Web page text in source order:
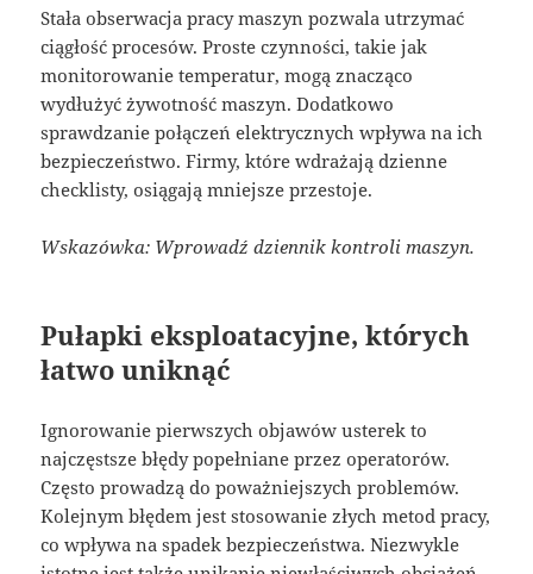
Stała obserwacja pracy maszyn pozwala utrzymać
ciągłość procesów. Proste czynności, takie jak
monitorowanie temperatur, mogą znacząco
wydłużyć żywotność maszyn. Dodatkowo
sprawdzanie połączeń elektrycznych wpływa na ich
bezpieczeństwo. Firmy, które wdrażają dzienne
checklisty, osiągają mniejsze przestoje.
Wskazówka: Wprowadź dziennik kontroli maszyn.
Pułapki eksploatacyjne, których
łatwo uniknąć
Ignorowanie pierwszych objawów usterek to
najczęstsze błędy popełniane przez operatorów.
Często prowadzą do poważniejszych problemów.
Kolejnym błędem jest stosowanie złych metod pracy,
co wpływa na spadek bezpieczeństwa. Niezwykle